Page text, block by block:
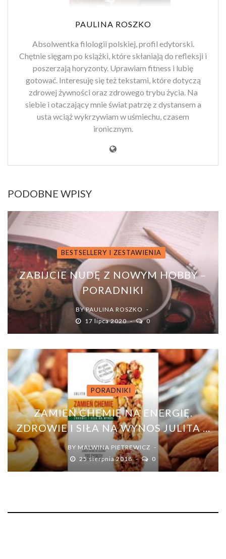
PAULINA ROSZKO
Absolwentka filologii polskiej, profil edytorski.
Chętnie sięgam po książki, które skłaniają do refleksji i
poszerzają horyzonty. Uprawiam fitness i lubię
gotować. Interesuję się też tekstami, które dotyczą
zdrowej żywności oraz zdrowego trybu życia. Na
siebie i otaczający mnie świat patrzę z dystansem a
usta wciąż wykrzywiam w uśmiechu, czasem
ironicznym.
PODOBNE WPISY
BESTSELLERY I ZESTAWIENIA
ZABIJCIE NUDĘ Z NOWYM HOBBY –
PORADNIKI
BYPAULINA ROSZKO
17 lipca 2020
0
PORADNIKI
ZAMIEŃ CHEMIĘ NA ENERGIĘ.
ZDROWIE I SIŁA NA WYNOS JULITA ...
BY MALWINA PIETREWICZ
25 sierpnia 2018
0